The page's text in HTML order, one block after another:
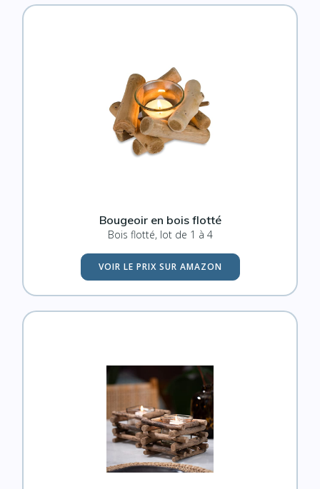
Bougeoir en bois flotté
Bois flotté, lot de 1 à 4
VOIR LE PRIX SUR AMAZON